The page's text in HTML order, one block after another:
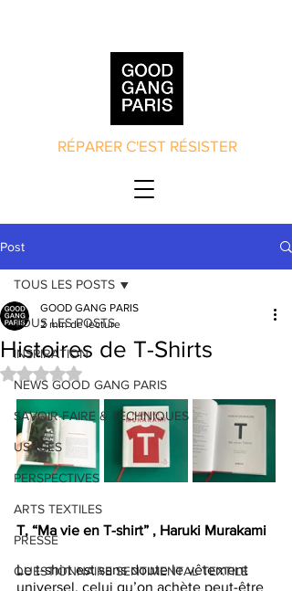
RÉPARER C'EST RÉSISTER
Post
TOUS LES POSTS
INSPIRATION
NEWS GOOD GANG PARIS
SAVOIR-FAIRE & TECHNIQUES
USAGES
PERSPECTIVES
ARTS TEXTILES
PRESSE
QUESTIONNAIRE SENTIMENTAL TEXTILE
TOUS LES POSTS
Histoires de T-Shirts
GOOD GANG PARIS
2 min de lecture
Noté NaN étoiles sur 5.
T, “Ma vie en T-shirt” , Haruki Murakami
Le t-shirt est sans doute le vêtement
universel, celui qu’on achète peut-être